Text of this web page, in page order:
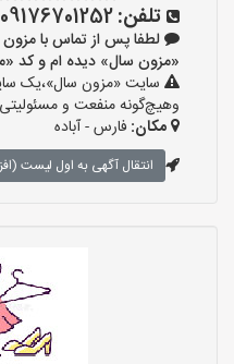
تلفن:09176701252
لطفا پس از تماس با
«مزون سال» دیده ام و کد «مزون-173» را
سایت «مزون سال»،یک
وهیچ‌گونه منفعت و مسئولیتی
مکان: فارس - آباده
انتقال آگهی به اول لیست